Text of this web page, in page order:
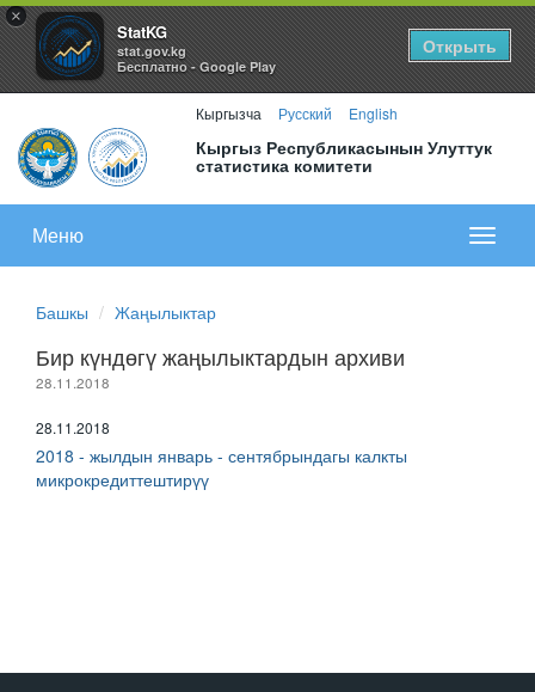
×
StatKG
stat.gov.kg
Бесплатно - Google Play
Открыть
Кыргызча Русский English
Кыргыз Республикасынын Улуттук
статистика комитети
меню
Меню
Башкы Жаңылыктар
Бир күндөгү жаңылыктардын архиви
28.11.2018
28.11.2018
2018 - жылдын январь - сентябрындагы калкты
микрокредиттештирүү